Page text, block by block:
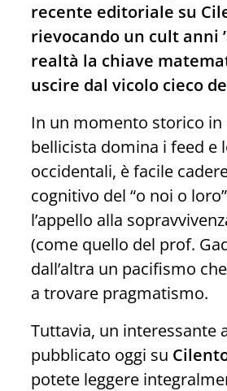
recente editoriale su
rievocando un cult anni
realtà la chiave
uscire dal vicolo cieco
In un momento storico in
bellicista domina i feed e
occidentali, è facile
cognitivo del “o noi o
l’appello alla
(come quello del prof.
dall’altra un pacifismo
a trovare pragmatismo.
Tuttavia, un interessante
pubblicato oggi su
potete leggere